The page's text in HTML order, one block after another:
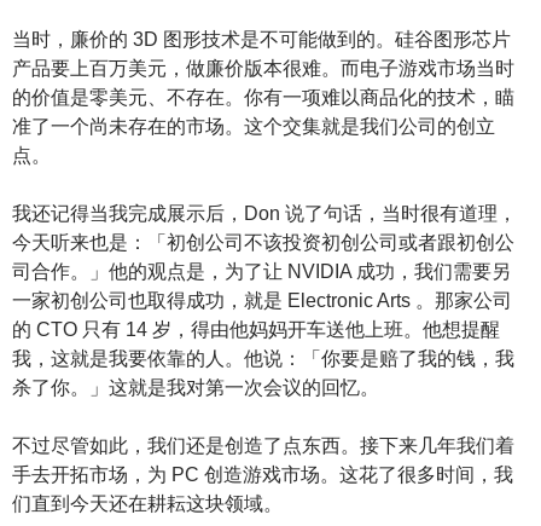
当时，廉价的 3D 图形技术是不可能做到的。硅谷图形芯片
产品要上百万美元，做廉价版本很难。而电子游戏市场当时
的价值是零美元、不存在。你有一项难以商品化的技术，瞄
准了一个尚未存在的市场。这个交集就是我们公司的创立
点。
我还记得当我完成展示后，Don 说了句话，当时很有道理，
今天听来也是：「初创公司不该投资初创公司或者跟初创公
司合作。」他的观点是，为了让 NVIDIA 成功，我们需要另
一家初创公司也取得成功，就是 Electronic Arts 。那家公司
的 CTO 只有 14 岁，得由他妈妈开车送他上班。他想提醒
我，这就是我要依靠的人。他说：「你要是赔了我的钱，我
杀了你。」这就是我对第一次会议的回忆。
不过尽管如此，我们还是创造了点东西。接下来几年我们着
手去开拓市场，为 PC 创造游戏市场。这花了很多时间，我
们直到今天还在耕耘这块领域。